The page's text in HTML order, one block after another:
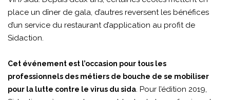
place un dîner de gala, d’autres reversent les bénéfices
d’un service du restaurant d’application au profit de
Sidaction.
Cet événement est l’occasion pour tous les
professionnels des métiers de bouche de se mobiliser
pour la lutte contre le virus du sida . Pour l’édition 2019,